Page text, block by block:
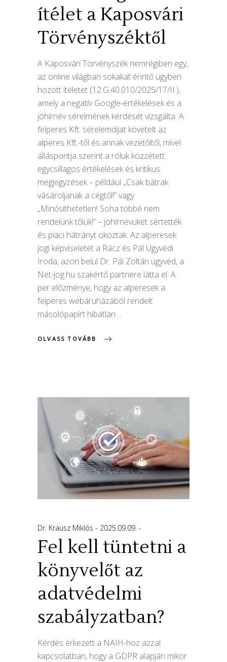
ítélet a Kaposvári
Törvényszéktől
A Kaposvári Törvényszék nemrégiben egy,
az online világban sokakat érintő ügyben
hozott ítéletet (12.G.40.010/2025/17/II.),
amely a negatív Google-értékelések és a
jóhírnév sérelmének kérdését vizsgálta. A
felperes Kft. sérelemdíjat követelt az
alperes Kft.-től és annak vezetőitől, mivel
álláspontja szerint a róluk közzétett
egycsillagos értékelések és kritikus
megjegyzések – például „Csak bátrak
vásároljanak a cégtől!” vagy
„Minősíthetetlen! Soha többé nem
rendelünk tőlük!” – jóhírnevüket sértették
és piaci hátrányt okoztak. Az alperesek
jogi képviseletét a Rácz és Pál Ügyvédi
Iroda, azon belül Dr. Pál Zoltán ügyvéd, a
Net-jog.hu szakértő partnere látta el. A
per előzménye, hogy az alperesek a
felperes webáruházából rendelt
másolópapírt hibátlan
OLVASS TOVÁBB
Dr. Krausz Miklós 2025.09.09.
Fel kell tüntetni a
könyvelőt az
adatvédelmi
szabályzatban?
Kérdés érkezett a NAIH-hoz azzal
kapcsolatban, hogy a GDPR alapján mikor